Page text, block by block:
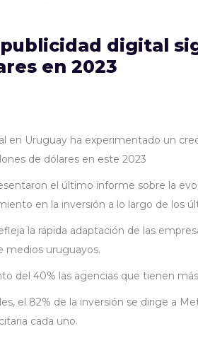
digital
en 2023
en Uruguay ha experimentado un
de dólares en este 2023
el último informe sobre la
en la inversión a lo largo de los
la rápida adaptación de las
medios uruguayos.
del 40% las agencias que tienen
el 82% de la inversión se dirige a
cada uno.